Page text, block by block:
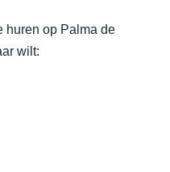
huren op Palma de
wilt: